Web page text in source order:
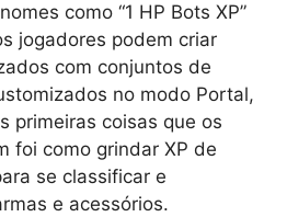
como “1 HP Bots XP”
jogadores podem criar
com conjuntos de
no modo Portal,
primeiras coisas que os
foi como grindar XP de
se classificar e
e acessórios.